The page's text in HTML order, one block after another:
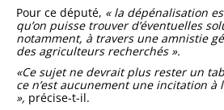
Pour ce député, « la dépénalisation
qu’on puisse trouver d’éventuelles
notamment, à travers une amnistie
des agriculteurs recherchés ».
«Ce sujet ne devrait plus rester un
ce n’est aucunement une incitation à
», précise-t-il.